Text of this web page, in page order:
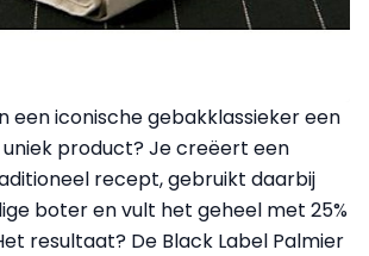
een iconische gebakklassieker een
product? Je creëert een
recept, gebruikt daarbij
boter en vult het geheel met 25%
resultaat? De Black Label Palmier